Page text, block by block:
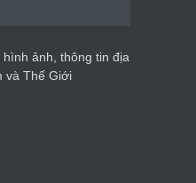
ảnh, thông tin địa
và Thế Giới